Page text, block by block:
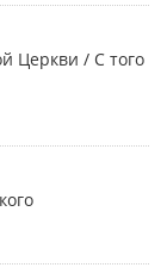
Церкви / С того